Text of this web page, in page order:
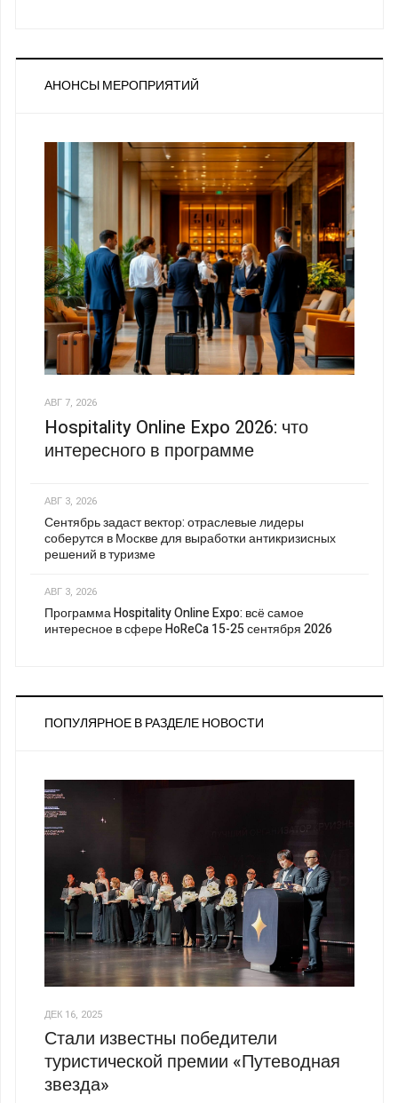
АНОНСЫ МЕРОПРИЯТИЙ
АВГ 7, 2026
Hospitality Online Expo 2026: что
интересного в программе
АВГ 3, 2026
Сентябрь задаст вектор: отраслевые лидеры
соберутся в Москве для выработки антикризисных
решений в туризме
АВГ 3, 2026
Программа Hospitality Online Expo: всё самое
интересное в сфере HoReCa 15-25 сентября 2026
ПОПУЛЯРНОЕ В РАЗДЕЛЕ НОВОСТИ
ДЕК 16, 2025
Стали известны победители
туристической премии «Путеводная
звезда»